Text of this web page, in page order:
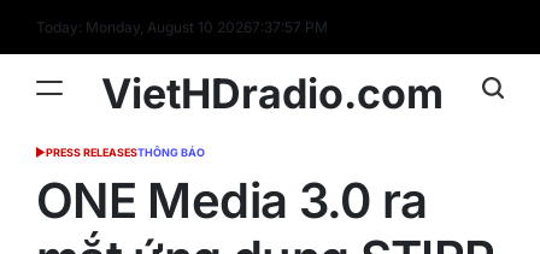
content
Today: Monday, August 10 20267:37:58 PM
VietHDradio.com
POSTED
PRESS RELEASESTHÔNG BÁO
ONE Media 3.0 ra